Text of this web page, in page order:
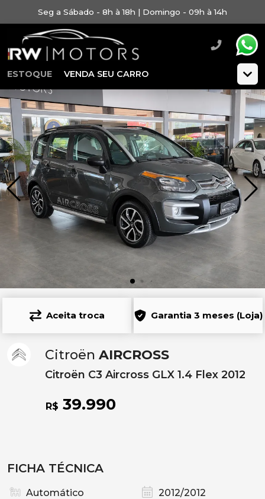
Seg a Sábado - 8h à 18h | Domingo - 09h à 14h
ESTOQUE VENDA SEU CARRO
Aceita troca Garantia 3 meses (Loja)
Citroën AIRCROSS
Citroën C3 Aircross GLX 1.4 Flex 2012
R$ 39.990
FICHA TÉCNICA
Automático 2012/2012